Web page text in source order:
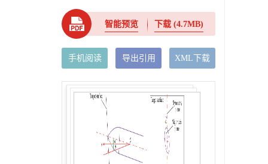
智能预览 下载(4.7MB)
手机阅读 导出引用 XML下载